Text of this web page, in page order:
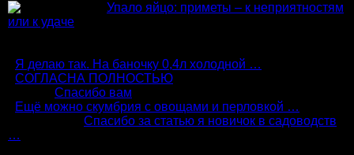
Упало яйцо: приметы – к неприятностям
или к удаче
Я делаю так. На баночку 0,4л холодной …
СОГЛАСНА ПОЛНОСТЬЮ
Спасибо вам
Ещё можно скумбрия с овощами и перловкой …
Спасибо за статью я новичок в садоводств
…